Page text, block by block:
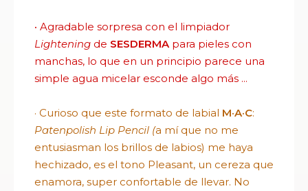
· Agradable sorpresa con el limpiador
Lightening de SESDERMApara pieles con
manchas, lo que en un principio parece una
simple agua micelar esconde algo más ...
· Curioso que este formato de labial M·A·C:
Patenpolish Lip Pencil (a mí que no me
entusiasman los brillos de labios) me haya
hechizado, es el tono Pleasant, un cereza que
enamora, super confortable de llevar. No